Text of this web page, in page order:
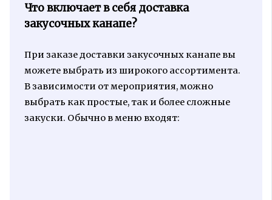
Что включает в себя доставка
закусочных канапе?
При заказе доставки закусочных канапе вы
можете выбрать из широкого ассортимента.
В зависимости от мероприятия, можно
выбрать как простые, так и более сложные
закуски. Обычно в меню входят: